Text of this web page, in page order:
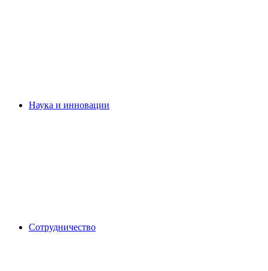
Наука и инновации
Сотрудничество